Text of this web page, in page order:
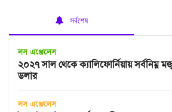
সর্বশেষ
লস এঞ্জেলেস
২০২৭ সাল থেকে ক্যালিফোর্নিয়ায় সর্বনিম্ন
ডলার
লস এঞ্জেলেস